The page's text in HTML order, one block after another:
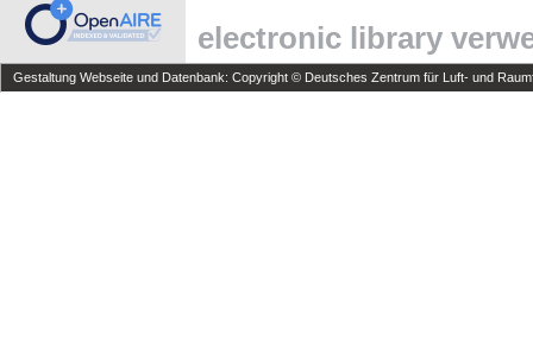
electronic library
Gestaltung Webseite und Datenbank: Copyright © Deutsches Zentrum für Luft- und